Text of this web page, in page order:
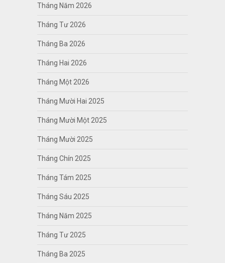
Tháng Năm 2026
Tháng Tư 2026
Tháng Ba 2026
Tháng Hai 2026
Tháng Một 2026
Tháng Mười Hai 2025
Tháng Mười Một 2025
Tháng Mười 2025
Tháng Chín 2025
Tháng Tám 2025
Tháng Sáu 2025
Tháng Năm 2025
Tháng Tư 2025
Tháng Ba 2025